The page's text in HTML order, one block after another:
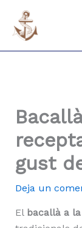
contenido
gust
Deja un
El bacallà a